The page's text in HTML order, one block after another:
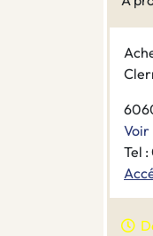
Voir
Tel